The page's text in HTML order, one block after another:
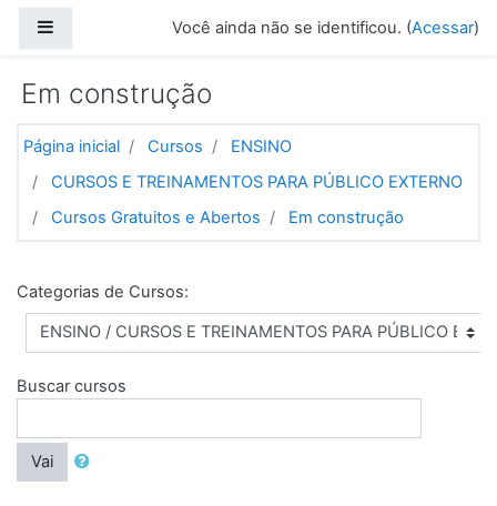
Você ainda não se identificou. (Acessar)
Em construção
Página inicial Cursos
ENSINO
CURSOS E TREINAMENTOS PARA PÚBLICO EXTERNO
Cursos Gratuitos e Abertos
Em construção
Categorias de Cursos:
Buscar cursos
Vai